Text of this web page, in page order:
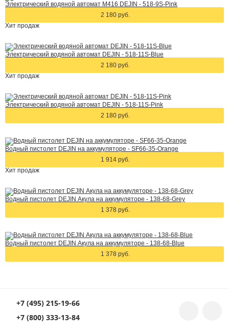
Электрический водяной автомат M416 DEJIN - 518-9S-Pink
2 180 руб.
Хит продаж
Электрический водяной автомат DEJIN - 518-11S-Blue
2 180 руб.
Хит продаж
Электрический водяной автомат DEJIN - 518-11S-Pink
2 180 руб.
Водный пистолет DEJIN на аккумуляторе - SF66-35-Orange
1 914 руб.
Хит продаж
Водный пистолет DEJIN Акула на аккумуляторе - 138-68-Grey
1 378 руб.
Водный пистолет DEJIN Акула на аккумуляторе - 138-68-Blue
1 378 руб.
+7 (495) 215-19-66
+7 (800) 333-13-84